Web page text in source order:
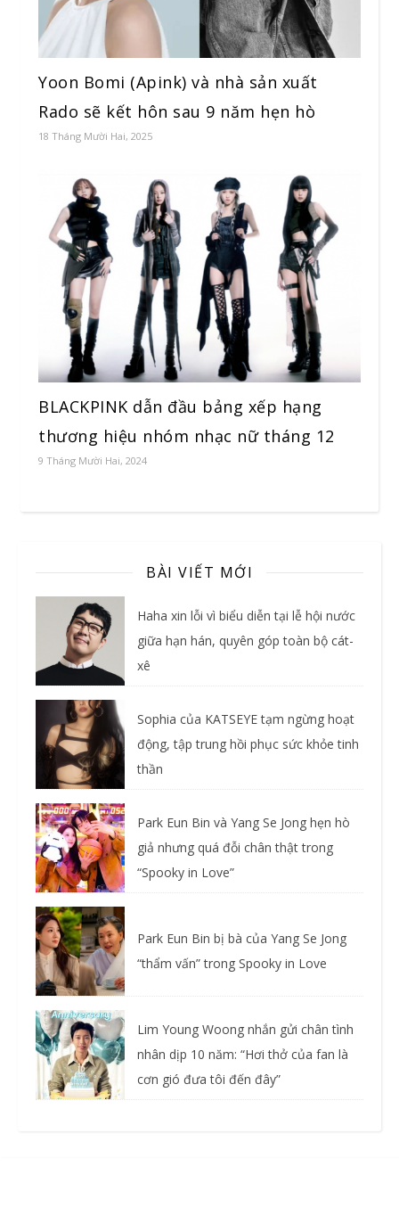
Yoon Bomi (Apink) và nhà sản xuất
Rado sẽ kết hôn sau 9 năm hẹn hò
18 Tháng Mười Hai, 2025
BLACKPINK dẫn đầu bảng xếp hạng
thương hiệu nhóm nhạc nữ tháng 12
9 Tháng Mười Hai, 2024
BÀI VIẾT MỚI
Haha xin lỗi vì biểu diễn tại lễ hội nước
giữa hạn hán, quyên góp toàn bộ cát-
xê
Sophia của KATSEYE tạm ngừng hoạt
động, tập trung hồi phục sức khỏe tinh
thần
Park Eun Bin và Yang Se Jong hẹn hò
giả nhưng quá đỗi chân thật trong
“Spooky in Love”
Park Eun Bin bị bà của Yang Se Jong
“thẩm vấn” trong Spooky in Love
Lim Young Woong nhắn gửi chân tình
nhân dịp 10 năm: “Hơi thở của fan là
cơn gió đưa tôi đến đây”